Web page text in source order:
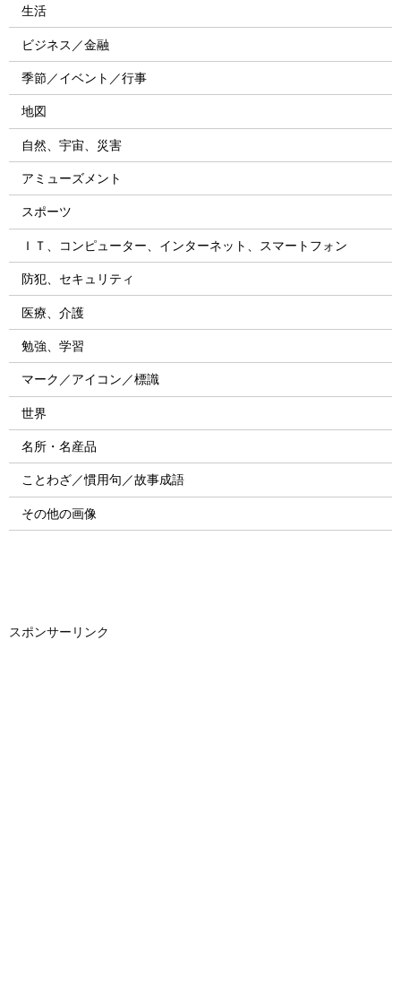
生活
ビジネス／金融
季節／イベント／行事
地図
自然、宇宙、災害
アミューズメント
スポーツ
ＩＴ、コンピューター、インターネット、スマートフォン
防犯、セキュリティ
医療、介護
勉強、学習
マーク／アイコン／標識
世界
名所・名産品
ことわざ／慣用句／故事成語
その他の画像
スポンサーリンク